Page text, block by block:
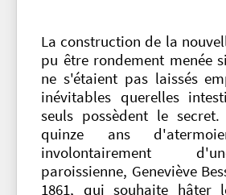
La construction de la
pu être rondement menée
ne s'étaient pas laissés
inévitables querelles
seuls possèdent le
quinze ans
involontairement
paroissienne, Geneviève
1861, qui souhaite hâter